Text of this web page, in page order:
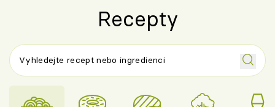
Recepty